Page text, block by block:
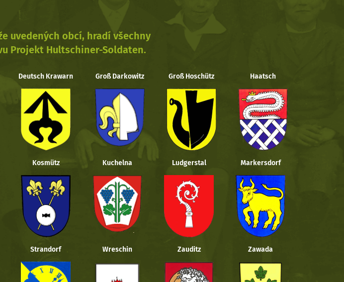
uvedených obcí, hradí všechny
Projekt Hultschiner-Soldaten.
Deutsch Krawarn Groß Darkowitz Groß Hoschütz Haatsch
Kosmütz Kuchelna Ludgerstal Markersdorf
Strandorf Wreschin Zauditz Zawada